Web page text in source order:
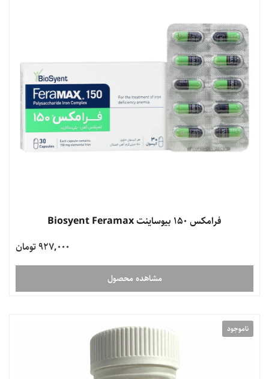
فرامکس 150 بیوساینت Biosyent Feramax
927,000 تومان
مشاهده محصول
ناموجود